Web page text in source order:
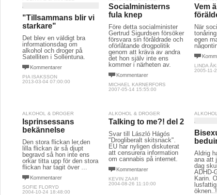
"Tillsammans blir vi
starkare"
Det blev en väldigt bra
informationsdag om
alkohol och droger på
Satelliten i Sollentuna.
Kommentarer
PIA ISAKSSON
2013-03-04 07:00:00
Socialministerns
fula knep
Före detta socialminister
Gertrud Sigurdsen försöker
försvara sin föråldrade och
oförlåtande drogpolitik
genom att kräva av andra
det hon själv inte ens
kommer i närheten av.
Kommentarer
MICHAEL KARNERFORS
2007-05-14 15:55:00
Vem
När
egen
LINDA
2005-11-
ALKOHOL & DROGER
Isprinsessans
bekännelse
Den stora flickan ler,den
lilla flickan är så djupt
begravd så hon inte ens
orkar titta upp för den stora
flickan har tagit över ...
Kommentarer
SOFIE FLORYD
2004-10-24 18:48:00
ALKOHOL & DROGER
Talking to me?! del 2
Svar till László Hágós
"Drogliberalt skitsnack".
EU har nyligen diskuterat
att censurera information
om cannabis på internet.
Kommentarer
KEVIN ZAAR
2004-08-26 11:10:00
Aldrig
ana att
dag
ADHD-
Karin.
öknen..!